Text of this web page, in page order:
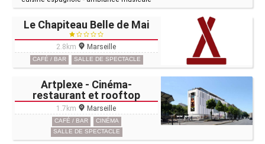
Le Chapiteau Belle de Mai
2.8km Marseille
CAFÉ / BAR SALLE DE SPECTACLE
Artplexe - Cinéma-
restaurant et rooftop
1.7km Marseille
CAFÉ / BAR
CINÉMA
SALLE DE SPECTACLE